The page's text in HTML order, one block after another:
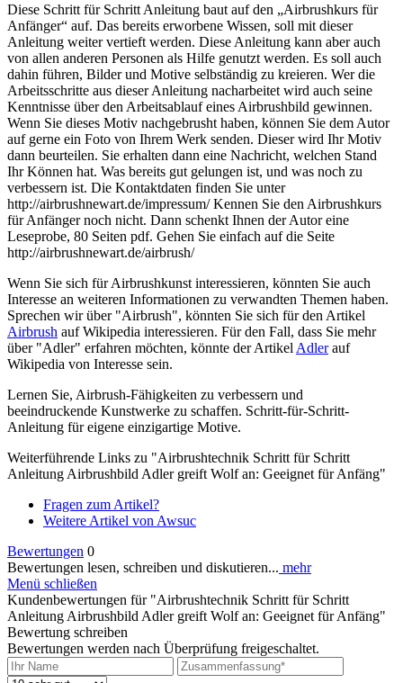
Diese Schritt für Schritt Anleitung baut auf den „Airbrushkurs für
Anfänger“ auf. Das bereits erworbene Wissen, soll mit dieser
Anleitung weiter vertieft werden. Diese Anleitung kann aber auch
von allen anderen Personen als Hilfe genutzt werden. Es soll auch
dahin führen, Bilder und Motive selbständig zu kreieren. Wer die
Arbeitsschritte aus dieser Anleitung nacharbeitet wird auch seine
Kenntnisse über den Arbeitsablauf eines Airbrushbild gewinnen.
Wenn Sie dieses Motiv nachgebrusht haben, können Sie dem Autor
auf gerne ein Foto von Ihrem Werk senden. Dieser wird Ihr Motiv
dann beurteilen. Sie erhalten dann eine Nachricht, welchen Stand
Ihr Können hat. Was bereits gut gelungen ist, und was noch zu
verbessern ist. Die Kontaktdaten finden Sie unter
http://airbrushnewart.de/impressum/ Kennen Sie den Airbrushkurs
für Anfänger noch nicht. Dann schenkt Ihnen der Autor eine
Leseprobe, 80 Seiten pdf. Gehen Sie einfach auf die Seite
http://airbrushnewart.de/airbrush/
Wenn Sie sich für Airbrushkunst interessieren, könnten Sie auch
Interesse an weiteren Informationen zu verwandten Themen haben.
Sprechen wir über "Airbrush", könnten Sie sich für den Artikel
Airbrush auf Wikipedia interessieren. Für den Fall, dass Sie mehr
über "Adler" erfahren möchten, könnte der Artikel Adlerauf
Wikipedia von Interesse sein.
Lernen Sie, Airbrush-Fähigkeiten zu verbessern und
beeindruckende Kunstwerke zu schaffen. Schritt-für-Schritt-
Anleitung für eigene einzigartige Motive.
Weiterführende Links zu "Airbrushtechnik Schritt für Schritt
Anleitung Airbrushbild Adler greift Wolf an: Geeignet für Anfäng"
Fragen zum Artikel?
Weitere Artikel von Awsuc
Bewertungen 0
Bewertungen lesen, schreiben und diskutieren... mehr
Menü schließen
Kundenbewertungen für "Airbrushtechnik Schritt für Schritt
Anleitung Airbrushbild Adler greift Wolf an: Geeignet für Anfäng"
Bewertung schreiben
Bewertungen werden nach Überprüfung freigeschaltet.